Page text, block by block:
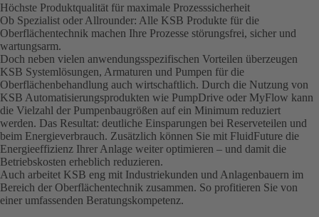
Höchste Produktqualität für maximale Prozesssicherheit
Ob Spezialist oder Allrounder: Alle KSB Produkte für die
Oberflächentechnik machen Ihre Prozesse störungsfrei, sicher und
wartungsarm.
Doch neben vielen anwendungsspezifischen Vorteilen überzeugen
KSB Systemlösungen, Armaturen und Pumpen für die
Oberflächenbehandlung auch wirtschaftlich. Durch die Nutzung von
KSB Automatisierungsprodukten wie PumpDrive oder MyFlow kann
die Vielzahl der Pumpenbaugrößen auf ein Minimum reduziert
werden. Das Resultat: deutliche Einsparungen bei Reserveteilen und
beim Energieverbrauch. Zusätzlich können Sie mit FluidFuture die
Energieeffizienz Ihrer Anlage weiter optimieren – und damit die
Betriebskosten erheblich reduzieren.
Auch arbeitet KSB eng mit Industriekunden und Anlagenbauern im
Bereich der Oberflächentechnik zusammen. So profitieren Sie von
einer umfassenden Beratungskompetenz.